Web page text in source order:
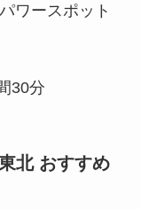
ワースポット
30分
北 おすすめ